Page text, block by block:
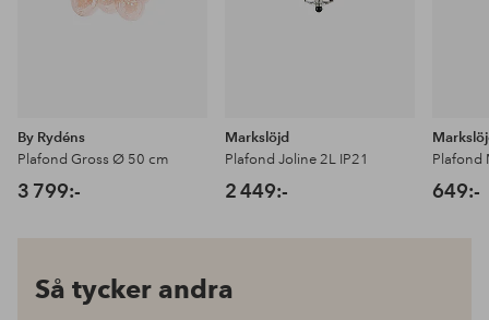
By Rydéns
Plafond Gross Ø 50 cm
3 799:-
Markslöjd
Plafond Joline 2L IP21
2 449:-
Plafond
649:-
Så tycker andra